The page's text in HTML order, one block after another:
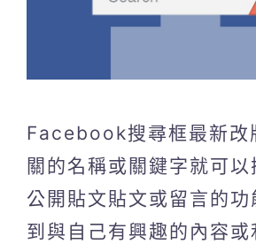
Facebook搜尋框最新改
關的名稱或關鍵字就可以
公開貼文貼文或留言的功
到與自己有興趣的內容或